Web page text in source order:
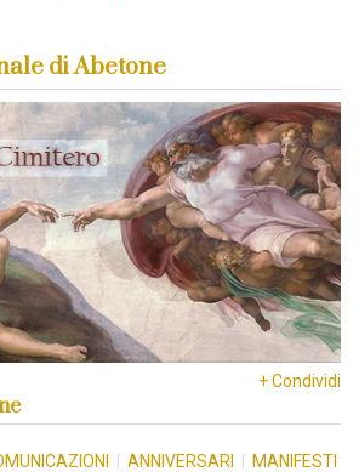
di Abetone
+ Condividi
ANNIVERSARI MANIFESTI